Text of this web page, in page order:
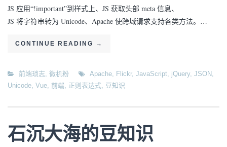
JS 应用“!important”到样式上、JS 获取头部 meta 信息、
JS 将字符串转为 Unicode、Apache 使跨域请求支持各类方法。…
CONTINUE READING →
前端琐志, 微机粉 Apache, Flickr, JavaScript, jQuery, JSON ,
Unicode, Vue, 前端, 正则表达式, 豆知识
石沉大海的豆知识